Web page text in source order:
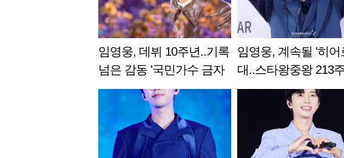
임영웅, 데뷔 10주년..기록
넘은 감동 '국민가수 금자
탑'
임영웅, 계속될 '히어
대..스타왕중왕 213
위 '굳건'